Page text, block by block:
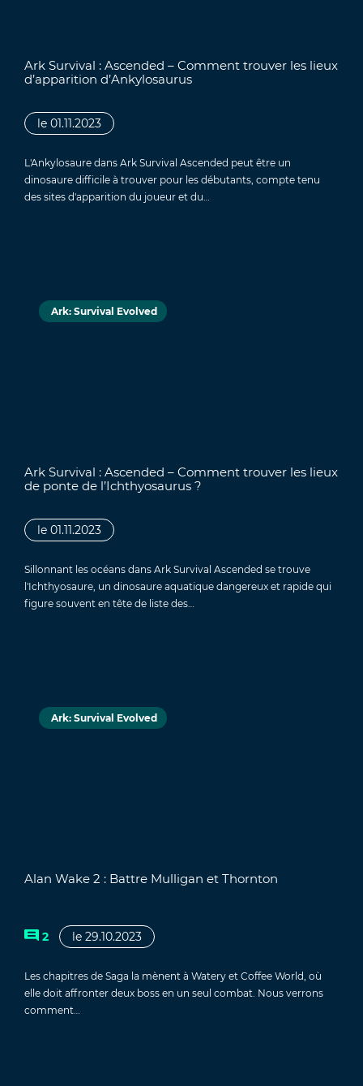
Ark Survival : Ascended – Comment trouver les lieux
d’apparition d’Ankylosaurus
le 01.11.2023
L'Ankylosaure dans Ark Survival Ascended peut être un
dinosaure difficile à trouver pour les débutants, compte tenu
des sites d'apparition du joueur et du…
Ark: Survival Evolved
Ark Survival : Ascended – Comment trouver les lieux
de ponte de l’Ichthyosaurus ?
le 01.11.2023
Sillonnant les océans dans Ark Survival Ascended se trouve
l'Ichthyosaure, un dinosaure aquatique dangereux et rapide qui
figure souvent en tête de liste des…
Ark: Survival Evolved
Alan Wake 2 : Battre Mulligan et Thornton
2 le 29.10.2023
Les chapitres de Saga la mènent à Watery et Coffee World, où
elle doit affronter deux boss en un seul combat. Nous verrons
comment…